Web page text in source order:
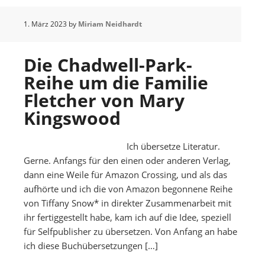
1. März 2023 by Miriam Neidhardt
Die Chadwell-Park-
Reihe um die Familie
Fletcher von Mary
Kingswood
Ich übersetze Literatur.
Gerne. Anfangs für den einen oder anderen Verlag,
dann eine Weile für Amazon Crossing, und als das
aufhörte und ich die von Amazon begonnene Reihe
von Tiffany Snow* in direkter Zusammenarbeit mit
ihr fertiggestellt habe, kam ich auf die Idee, speziell
für Selfpublisher zu übersetzen. Von Anfang an habe
ich diese Buchübersetzungen […]